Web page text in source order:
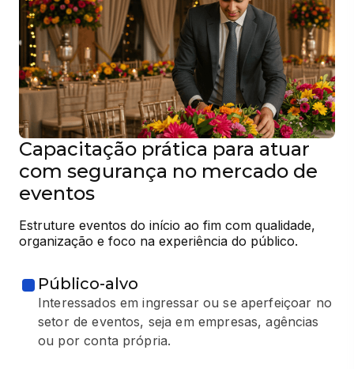
Capacitação prática para atuar
com segurança no mercado de
eventos
Estruture eventos do início ao fim com qualidade,
organização e foco na experiência do público.
Público-alvo
Interessados em ingressar ou se aperfeiçoar no
setor de eventos, seja em empresas, agências
ou por conta própria.